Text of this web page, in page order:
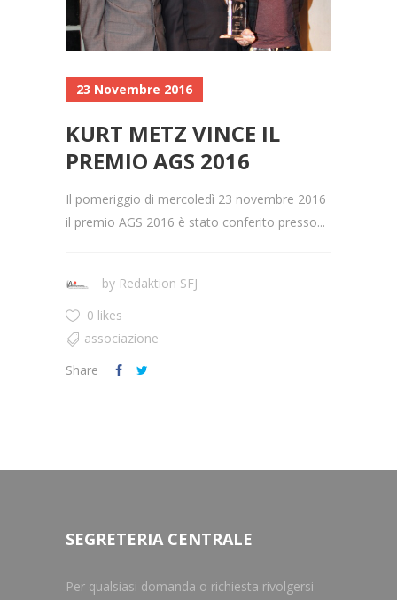
23 Novembre 2016
KURT METZ VINCE IL
PREMIO AGS 2016
Il pomeriggio di mercoledì 23 novembre 2016
il premio AGS 2016 è stato conferito presso...
by Redaktion SFJ
0 likes
associazione
Share
SEGRETERIA CENTRALE
Per qualsiasi domanda o richiesta rivolgersi